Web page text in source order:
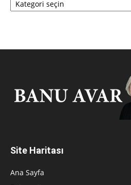
Site Haritası
Ana Sayfa